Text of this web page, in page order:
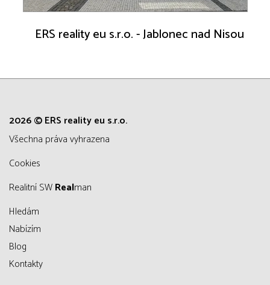
ERS reality eu s.r.o. - Jablonec nad Nisou
2026 © ERS reality eu s.r.o.
všechna práva vyhrazena
Cookies
Realitní SWRealman
Hledám
Nabízím
Blog
Kontakty